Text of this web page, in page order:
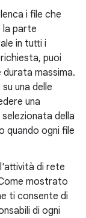
i file che
la parte
in tutti i
puoi
massima.
una delle
una
della
quando ogni file
di rete
mostrato
ti consente di
di ogni